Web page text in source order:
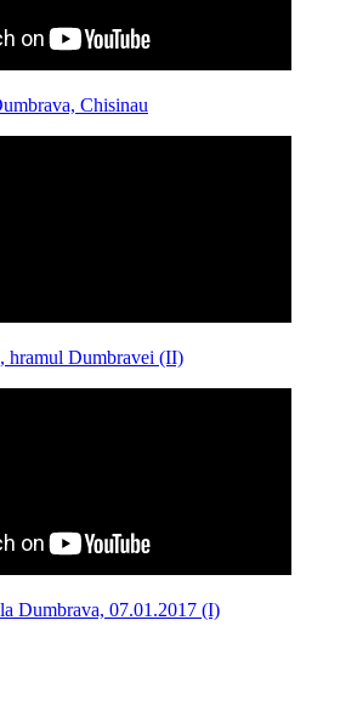
Chisinau
hramul Dumbravei (II)
Dumbrava, 07.01.2017 (I)